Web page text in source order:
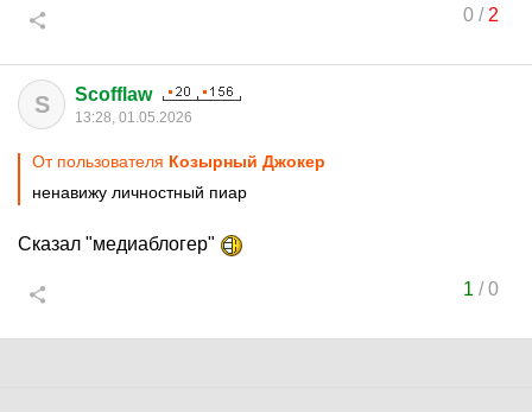
0/ 2
S Scofflaw
13:28, 01.05.2026
От пользователя Козырный Джокер
ненавижу личностный пиар
Сказал "медиаблогер"
1 /0